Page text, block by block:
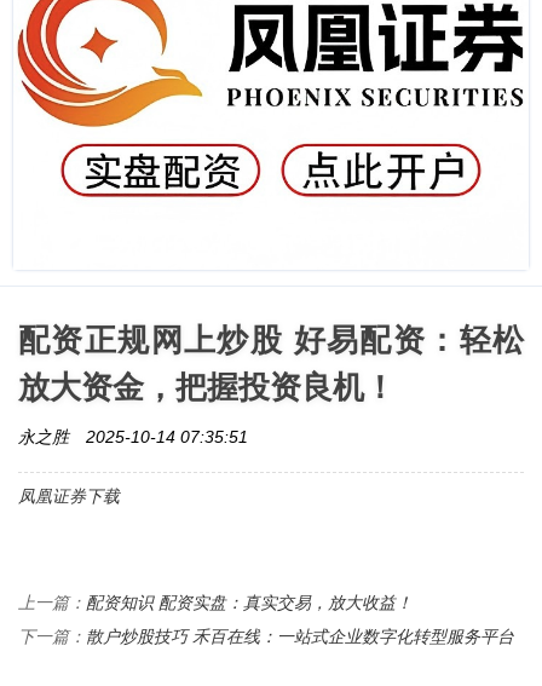
配资正规网上炒股 好易配资：轻松
放大资金，把握投资良机！
永之胜 2025-10-14 07:35:51
凤凰证券下载
上一篇： 配资知识 配资实盘：真实交易，放大收益！
下一篇： 散户炒股技巧 禾百在线：一站式企业数字化转型服务平台